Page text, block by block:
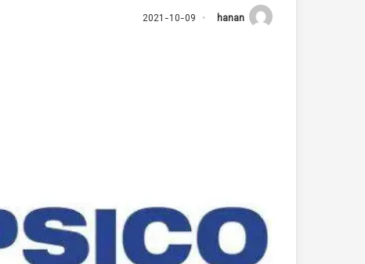
hanan
2021-10-09